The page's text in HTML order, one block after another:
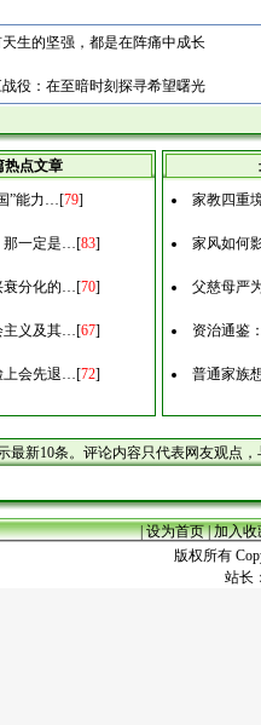
生的坚强，都是在阵痛中成长
役：在至暗时刻探寻希望曙光
热点文章
”能力…[79]
那一定是…[83]
衰分化的…[70]
主义及其…[67]
上会先退…[72]
家教四重
家风如何
父慈母严
资治通鉴
普通家族
示最新10条。评论内容只代表网友观点
|设为首页|加入收
版权所有
站长